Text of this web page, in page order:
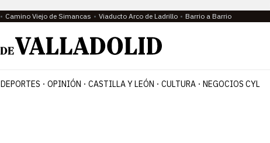
Camino Viejo de Simancas Viaducto Arco de Ladrillo Barrio a Barrio
DEPORTES OPINIÓN CASTILLA Y LEÓN CULTURA NEGOCIOS CYL